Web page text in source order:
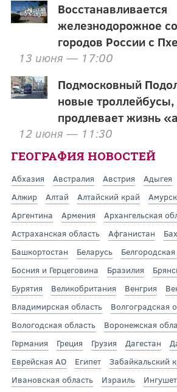
Восстанавливается
железнодорожное
городов России с
13 июня — 17:00
Подмосковный
новые троллейбусы,
продлевает жизнь
12 июня — 11:30
ГЕОГРАФИЯ НОВОСТЕЙ
Абхазия Австралия Австрия Адыгея
Алжир
Алтай Алтайский край
Аргентина
Армения
Архангельская
Астраханская область
Афганистан
Башкортостан
Беларусь
Босния и Герцеговина
Бразилия
Бурятия
Великобритания Венгрия
Владимирская область
Волгоградская
Вологодская область
Воронежская
Германия
Греция Грузия Дагестан
Еврейская АО
Египет
Забайкальский
Ивановская область
Израиль